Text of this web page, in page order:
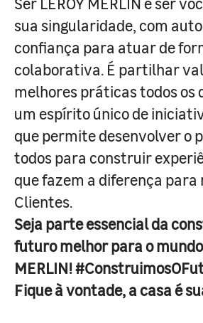
sua singularidade, com
confiança para atuar de
colaborativa. É partilhar
melhores práticas todos os
um espírito único de
que permite desenvolver o
todos para construir
que fazem a diferença para
Clientes.
Seja parte essencial da
futuro melhor para o
MERLIN!
Fique à vontade, a casa é